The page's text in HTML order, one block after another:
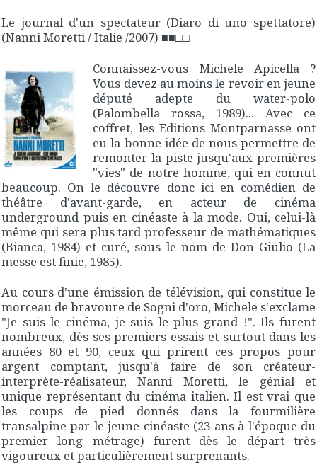
Le journal d'un spectateur(Diaro di uno spettatore)
(Nanni Moretti / Italie /2007) ■■□□
Connaissez-vous Michele Apicella ?
Vous devez au moins le revoir en jeune
député adepte du water-polo
(Palombella rossa, 1989)... Avec ce
coffret, les Editions Montparnasse ont
eu la bonne idée de nous permettre de
remonter la piste jusqu'aux premières
"vies" de notre homme, qui en connut
beaucoup. On le découvre donc ici en comédien de
théâtre d'avant-garde, en acteur de cinéma
underground puis en cinéaste à la mode. Oui, celui-là
même qui sera plus tard professeur de mathématiques
(Bianca, 1984) et curé, sous le nom de Don Giulio (La
messe est finie, 1985).
Au cours d'une émission de télévision, qui constitue le
morceau de bravoure de Sogni d'oro, Michele s'exclame
"Je suis le cinéma, je suis le plus grand !". Ils furent
nombreux, dès ses premiers essais et surtout dans les
années 80 et 90, ceux qui prirent ces propos pour
argent comptant, jusqu'à faire de son créateur-
interprète-réalisateur, Nanni Moretti, le génial et
unique représentant du cinéma italien. Il est vrai que
les coups de pied donnés dans la fourmilière
transalpine par le jeune cinéaste (23 ans à l'époque du
premier long métrage) furent dès le départ très
vigoureux et particulièrement surprenants.